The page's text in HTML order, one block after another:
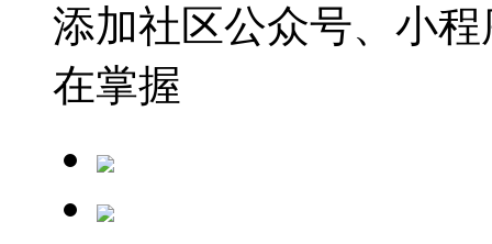
添加社区公众号、小
在掌握